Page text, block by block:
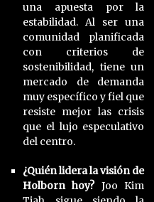
una apuesta por la
estabilidad. Al ser una
comunidad planificada
con criterios de
sostenibilidad, tiene un
mercado de demanda
muy específico y fiel que
resiste mejor las crisis
que el lujo especulativo
del centro.
¿Quién lidera la visión de
Holborn hoy?Joo Kim